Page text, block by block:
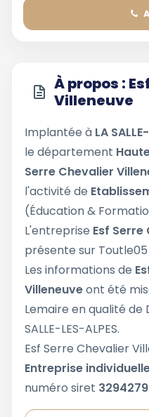
À propos :
Villeneuve
Implantée à LA
le département
Serre Chevalier
l'activité de
(Éducation &
L'entreprise Esf
présente sur Toutle05
Les informations de
Villeneuveont été
Lemaire en qualité de
SALLE-LES-ALPES.
Esf Serre Chevalier
Entreprise
numéro siret